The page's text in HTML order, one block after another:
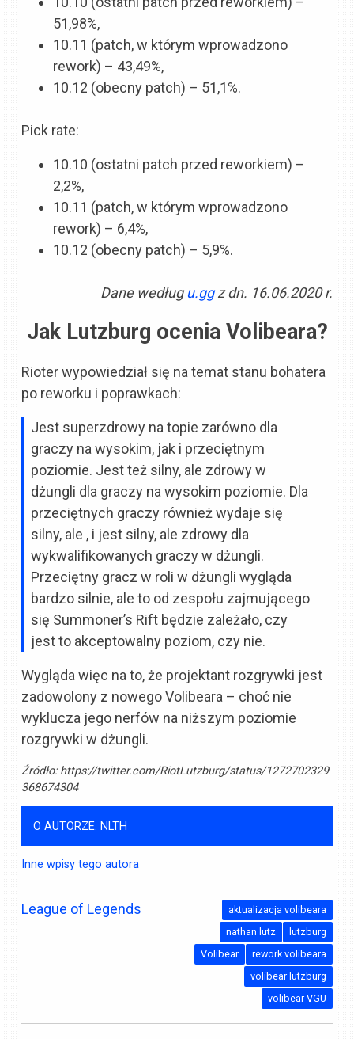
51,98%,
10.11 (patch, w którym wprowadzono
rework) – 43,49%,
10.12 (obecny patch) – 51,1%.
Pick rate:
10.10 (ostatni patch przed reworkiem) –
2,2%,
10.11 (patch, w którym wprowadzono
rework) – 6,4%,
10.12 (obecny patch) – 5,9%.
Dane wedługu.ggz dn. 16.06.2020 r.
Jak Lutzburg ocenia Volibeara?
Rioter wypowiedział się na temat stanu bohatera
po reworku i poprawkach:
Jest superzdrowy na topie zarówno dla
graczy na wysokim, jak i przeciętnym
poziomie. Jest też silny, ale zdrowy w
dżungli dla graczy na wysokim poziomie. Dla
przeciętnych graczy również wydaje się
silny, ale , i jest silny, ale zdrowy dla
wykwalifikowanych graczy w dżungli.
Przeciętny gracz w roli w dżungli wygląda
bardzo silnie, ale to od zespołu zajmującego
się Summoner’s Rift będzie zależało, czy
jest to akceptowalny poziom, czy nie.
Wygląda więc na to, że projektant rozgrywki jest
zadowolony z nowego Volibeara – choć nie
wyklucza jego nerfów na niższym poziomie
rozgrywki w dżungli.
Źródło:https://twitter.com/RiotLutzburg/status/1272702329
368674304
O AUTORZE: NLTH
Inne wpisy tego autora
League of Legends
aktualizacja volibeara
lutzburg
nathan lutz
rework volibeara
Volibear
volibear lutzburg
volibear VGU